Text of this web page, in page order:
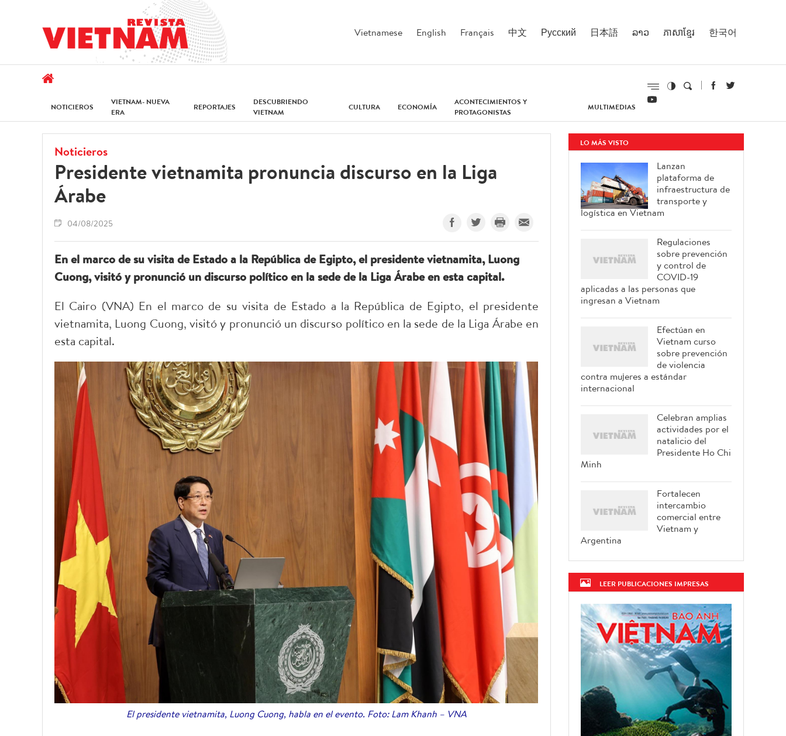
Vietnamese English Français 中文 Русский 日本語 ລາວ ភាសាខ្មែរ 한국어
NOTICIEROS
VIETNAM- NUEVA
ERA
REPORTAJES
DESCUBRIENDO
VIETNAM
CULTURA ECONOMÍA
ACONTECIMIENTOS Y
PROTAGONISTAS
MULTIMEDIAS
Noticieros
Presidente vietnamita pronuncia discurso en la Liga
Árabe
04/08/2025
En el marco de su visita de Estado a la República de Egipto, el presidente vietnamita, Luong
Cuong, visitó y pronunció un discurso político en la sede de la Liga Árabe en esta capital.
El Cairo (VNA) En el marco de su visita de Estado a la República de Egipto, el presidente
vietnamita, Luong Cuong, visitó y pronunció un discurso político en la sede de la Liga Árabe en
esta capital.
El presidente vietnamita, Luong Cuong, habla en el evento. Foto: Lam Khanh – VNA
LO MÁS VISTO
Lanzan
plataforma de
infraestructura de
transporte y
logística en Vietnam
Regulaciones
sobre prevención
y control de
COVID-19
aplicadas a las personas que
ingresan a Vietnam
Efectúan en
Vietnam curso
sobre prevención
de violencia
contra mujeres a estándar
internacional
Celebran amplias
actividades por el
natalicio del
Presidente Ho Chi
Minh
Fortalecen
intercambio
comercial entre
Vietnam y
Argentina
LEER PUBLICACIONES IMPRESAS